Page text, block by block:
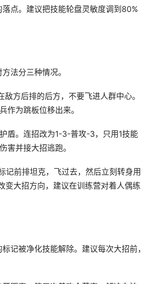
点。建议把技能轮盘灵敏度调到80%
法分三种情况。
方后排的后方，不要飞进人群中心。
作为跳板位移出来。
盾。连招改为1-3-普攻-3，只用1技能
害并接大招逃跑。
记前排坦克，飞过去，然后立刻转身用
变大招方向，建议在训练营对着人偶练
记被净化技能解除。建议每次大招前，